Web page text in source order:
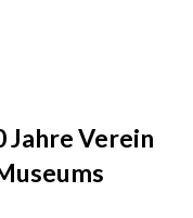
Jahre Verein